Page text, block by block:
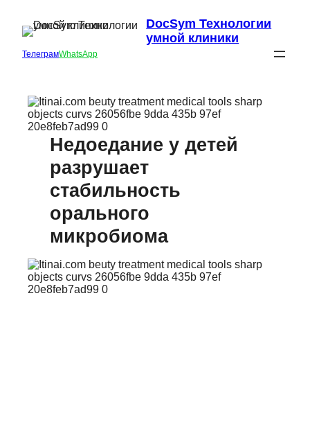
DocSym Технологии
умной клиники
ТелеграмWhatsApp
Недоедание у детей
разрушает
стабильность
орального
микробиома